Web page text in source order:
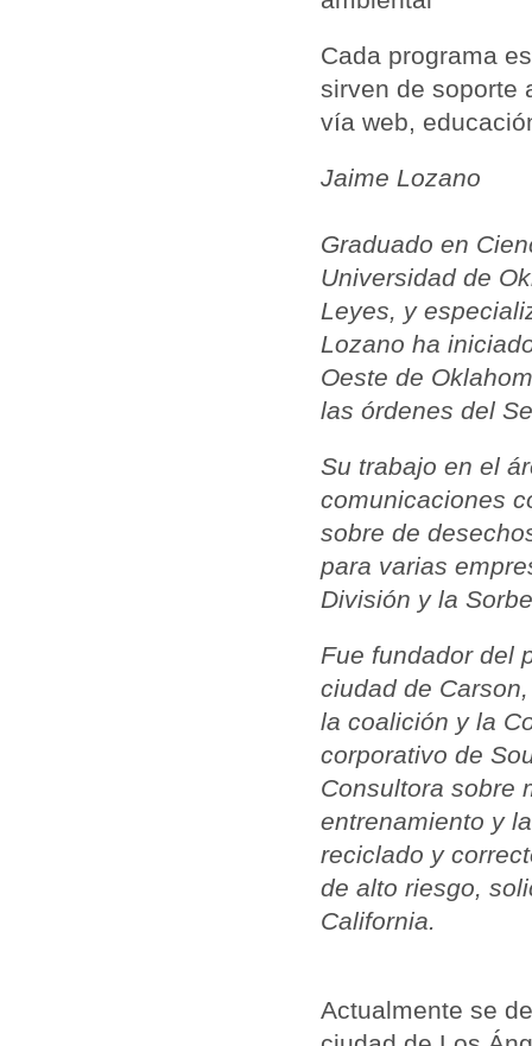
Cada programa
sirven de soporte
vía web,
Jaime Lozano
Graduado en
Universidad de
Leyes, y
Lozano ha
Oeste de
las órdenes del
Su trabajo en el
comunicaciones
sobre de
para varias
División y la
Fue fundador del
ciudad de
la coalición y la
corporativo de
Consultora sobre
entrenamiento y
reciclado y
de alto riesgo,
California.
Actualmente se